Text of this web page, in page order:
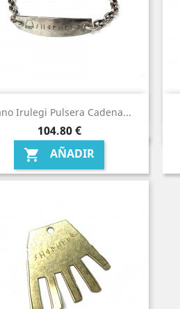
Irulegi Pulsera Cadena...
Precio
104,80 €
 AÑADIR